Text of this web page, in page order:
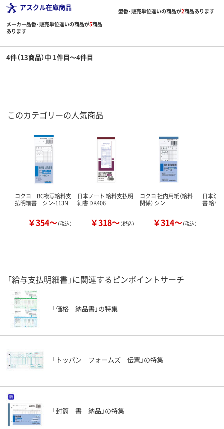
アスクル在庫商品
メーカー品番・販売単位違いの商品が5商品
あります
型番・販売単位違いの商品が2商品あります
4件（13商品）中 1件目～4件目
このカテゴリーの人気商品
コクヨ BC複写給料支
払明細書 シン-113N
￥354～（税込）
日本ノート 給料支払明
細書 DK406
￥318～（税込）
コクヨ 社内用紙（給料
関係） シン
￥314～（税込）
日本法
書 給与
「給与支払明細書」に関連するピンポイントサーチ
「価格 納品書」の特集
「トッパン フォームズ 伝票」の特集
「封筒 書 納品」の特集